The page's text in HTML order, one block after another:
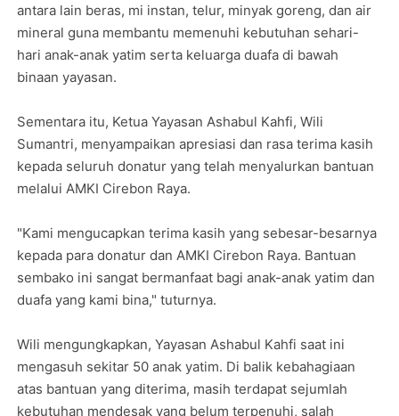
antara lain beras, mi instan, telur, minyak goreng, dan air
mineral guna membantu memenuhi kebutuhan sehari-
hari anak-anak yatim serta keluarga duafa di bawah
binaan yayasan.
Sementara itu, Ketua Yayasan Ashabul Kahfi, Wili
Sumantri, menyampaikan apresiasi dan rasa terima kasih
kepada seluruh donatur yang telah menyalurkan bantuan
melalui AMKI Cirebon Raya.
"Kami mengucapkan terima kasih yang sebesar-besarnya
kepada para donatur dan AMKI Cirebon Raya. Bantuan
sembako ini sangat bermanfaat bagi anak-anak yatim dan
duafa yang kami bina," tuturnya.
Wili mengungkapkan, Yayasan Ashabul Kahfi saat ini
mengasuh sekitar 50 anak yatim. Di balik kebahagiaan
atas bantuan yang diterima, masih terdapat sejumlah
kebutuhan mendesak yang belum terpenuhi, salah